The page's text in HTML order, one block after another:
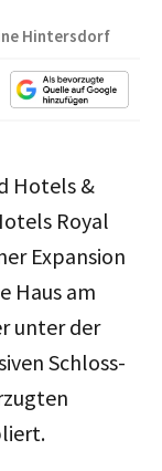
Hintersdorf
Hotels &
Royal
Expansion
Haus am
unter der
Schloss-